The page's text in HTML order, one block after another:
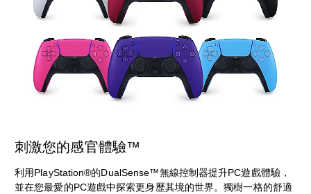
刺激您的感官體驗™
利用PlayStation®的DualSense™無線控制器提升PC遊戲體驗，
並在您最愛的PC遊戲中探索更身歷其境的世界。獨樹一格的舒適